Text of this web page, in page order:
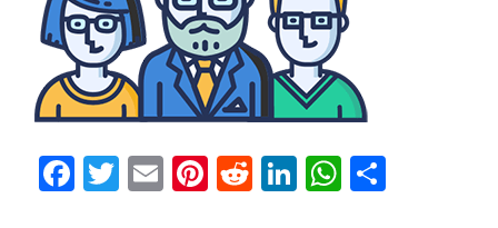
Facebook
Twitter
EmailPinterest
Reddit
LinkedIn